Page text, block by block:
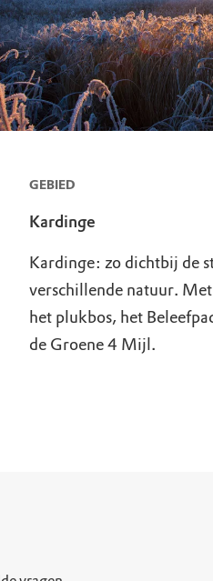
GEBIED
Kardinge
Kardinge: zo dichtbij de
verschillende natuur.
het plukbos, het
de Groene 4 Mijl.